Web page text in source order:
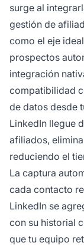
surge al
gestión de
como el eje
prospectos
integración
compatibilidad
de datos desde
LinkedIn llegue
afiliados,
reduciendo el
La captura
cada contacto
LinkedIn se
con su historial
que tu equipo